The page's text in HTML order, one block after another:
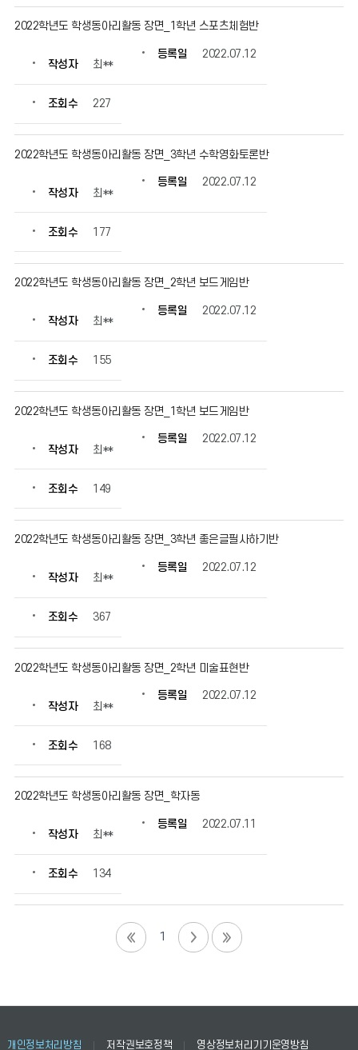
인
있
다.
2022학년도 학생동아리활동 장면_1학년 스포츠체험반
작성자 최**
등록일 2022.07.12
조회수 227
2022학년도 학생동아리활동 장면_3학년 수학영화토론반
작성자 최**
등록일 2022.07.12
조회수 177
2022학년도 학생동아리활동 장면_2학년 보드게임반
작성자 최**
등록일 2022.07.12
조회수 155
2022학년도 학생동아리활동 장면_1학년 보드게임반
작성자 최**
등록일 2022.07.12
조회수 149
2022학년도 학생동아리활동 장면_3학년 좋은글필사하기반
작성자 최**
등록일 2022.07.12
조회수 367
2022학년도 학생동아리활동 장면_2학년 미술표현반
작성자 최**
등록일 2022.07.12
조회수 168
2022학년도 학생동아리활동 장면_학자동
작성자 최**
등록일 2022.07.11
조회수 134
1
개인정보처리방침 저작권보호정책 영상정보처리기기운영방침